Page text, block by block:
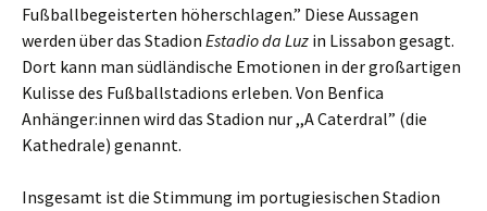
Fußballbegeisterten höherschlagen.” Diese Aussagen
werden über das Stadion Estadio da Luz in Lissabon gesagt.
Dort kann man südländische Emotionen in der großartigen
Kulisse des Fußballstadions erleben. Von Benfica
Anhänger:innen wird das Stadion nur ,,A Caterdral” (die
Kathedrale) genannt.
Insgesamt ist die Stimmung im portugiesischen Stadion